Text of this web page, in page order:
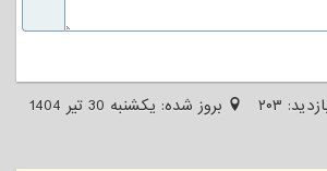
۲۰۳ بروز شده: يكشنبه 30 تیر 1404